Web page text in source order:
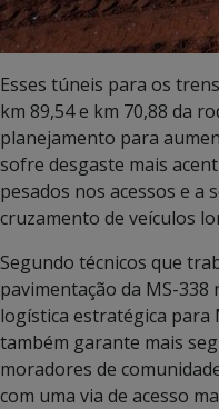
Esses túneis para os
km 89,54 e km 70,88 da
planejamento para
sofre desgaste mais
pesados nos acessos e a
cruzamento de veículos
Segundo técnicos que
pavimentação da MS-
logística estratégica para
também garante mais
moradores de
com uma via de acesso